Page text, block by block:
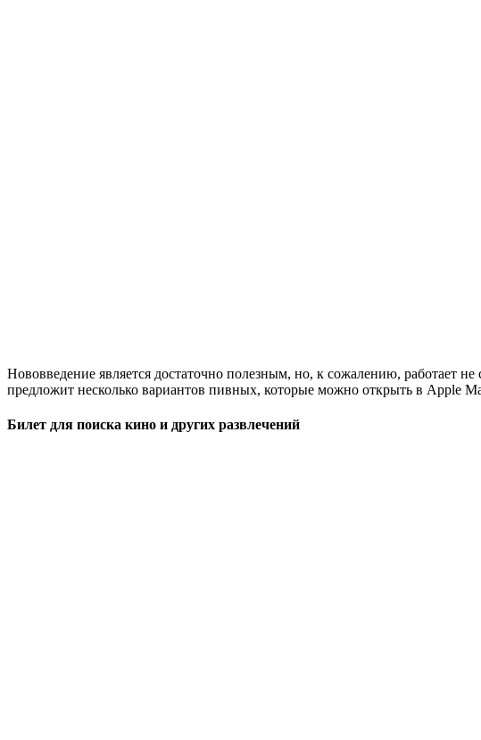
Нововведение является достаточно полезным, но, к сожалению, работает
предложит несколько вариантов пивных, которые можно открыть в Apple
Билет для поиска кино и других развлечений